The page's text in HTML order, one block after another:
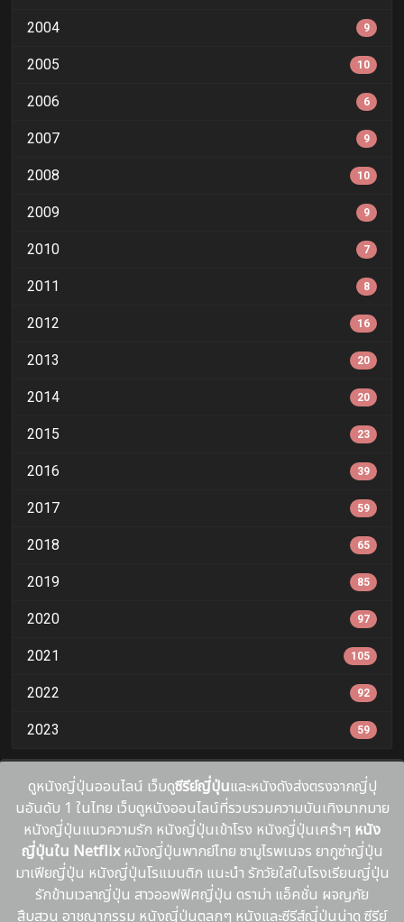
2004 9
2005 10
2006 6
2007 9
2008 10
2009 9
2010 7
2011 8
2012 16
2013 20
2014 20
2015 23
2016 39
2017 59
2018 65
2019 85
2020 97
2021 105
2022 92
2023 59
ดูหนังญี่ปุ่นออนไลน์ เว็บดูซีรีย์ญี่ปุ่นและหนังดังส่งตรงจากญี่ปุ
นอันดับ 1 ในไทย เว็บดูหนังออนไลน์ที่รวบรวมความบันเทิงมากมาย
หนังญี่ปุ่นแนวความรัก หนังญี่ปุ่นเข้าโรง หนังญี่ปุ่นเศร้าๆ หนัง
ญี่ปุ่นใน Netflixหนังญี่ปุ่นพากย์ไทย ซามูไรพเนจร ยากูซ่าญี่ปุ่น
มาเฟียญี่ปุ่น หนังญี่ปุ่นโรแมนติก แนะนํา รักวัยใสในโรงเรียนญี่ปุ่น
รักข้ามเวลาญี่ปุ่น สาวออฟฟิศญี่ปุ่น ดราม่า แอ็คชั่น ผจญภัย
สืบสวน อาชญากรรม หนังญี่ปุ่นตลกๆ หนังและซีรีส์ญี่ปุ่นน่าดู ซีรีย์